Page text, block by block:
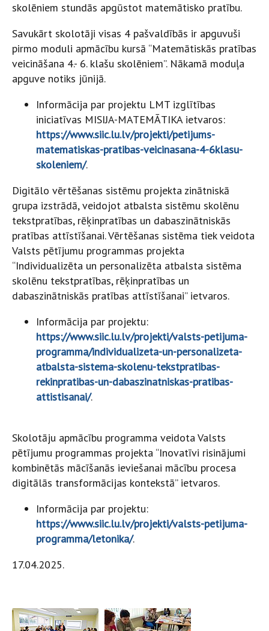
skolēniem stundās apgūstot matemātisko pratību.
Savukārt skolotāji visas 4 pašvaldībās ir apguvuši
pirmo moduli apmācību kursā “Matemātiskās pratības
veicināšana 4.- 6. klašu skolēniem”. Nākamā moduļa
apguve notiks jūnijā.
Informācija par projektu LMT izglītības
iniciatīvas MISIJA-MATEMĀTIKA ietvaros:
https://www.siic.lu.lv/projekti/petijums-
matematiskas-pratibas-veicinasana-4-6klasu-
skoleniem/.
Digitālo vērtēšanas sistēmu projekta zinātniskā
grupa izstrādā, veidojot atbalsta sistēmu skolēnu
tekstpratības, rēķinpratības un dabaszinātniskās
pratības attīstīšanai. Vērtēšanas sistēma tiek veidota
Valsts pētījumu programmas projekta
“Individualizēta un personalizēta atbalsta sistēma
skolēnu tekstpratības, rēķinpratības un
dabaszinātniskās pratības attīstīšanai” ietvaros.
Informācija par projektu:
https://www.siic.lu.lv/projekti/valsts-petijuma-
programma/individualizeta-un-personalizeta-
atbalsta-sistema-skolenu-tekstpratibas-
rekinpratibas-un-dabaszinatniskas-pratibas-
attistisanai/.
Skolotāju apmācību programma veidota Valsts
pētījumu programmas projekta “Inovatīvi risinājumi
kombinētās mācīšanās ieviešanai mācību procesa
digitālās transformācijas kontekstā” ietvaros.
Informācija par projektu:
https://www.siic.lu.lv/projekti/valsts-petijuma-
programma/letonika/.
17.04.2025.